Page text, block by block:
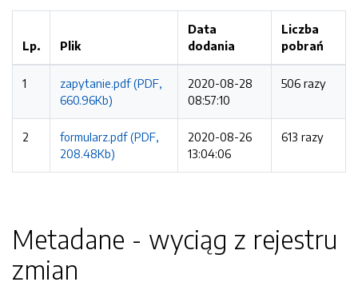
Lp. Plik
Data
dodania
Liczba
pobrań
1
zapytanie.pdf (PDF,
660.96Kb)
2020-08-28
08:57:10
506 razy
2
formularz.pdf (PDF,
208.48Kb)
2020-08-26
13:04:06
613 razy
Metadane - wyciąg z rejestru
zmian